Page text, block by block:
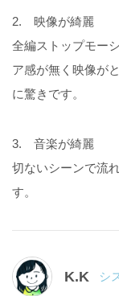
2. 映像が綺麗
全編ストップモー
ア感が無く映像が
に驚きです。
3. 音楽が綺麗
切ないシーンで流
す。
K.K シ